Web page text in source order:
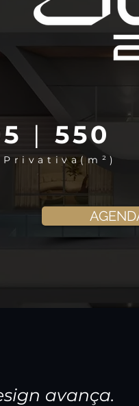
| 550
Privativa(m²)
avança.